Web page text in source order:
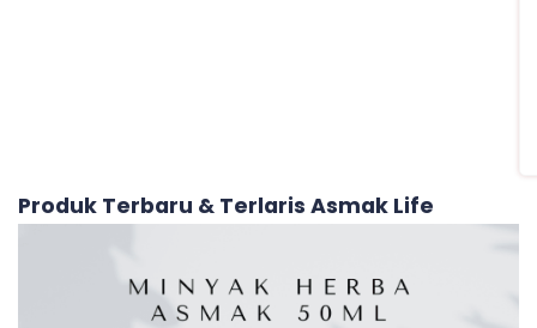
Produk Terbaru & Terlaris Asmak Life